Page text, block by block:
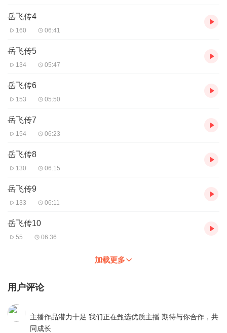
岳飞传4
160 06:41
岳飞传5
134 05:47
岳飞传6
153 05:50
岳飞传7
154 06:23
岳飞传8
130 06:15
岳飞传9
133 06:11
岳飞传10
55 06:36
加载更多
用户评论
主播作品潜力十足 我们正在甄选优质主播 期待与你合作，共
同成长